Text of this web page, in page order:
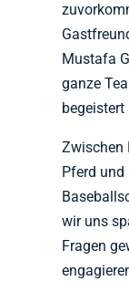
Mustafa
ganze
begeistert
Zwischen
Pferd und
wir uns
Fragen